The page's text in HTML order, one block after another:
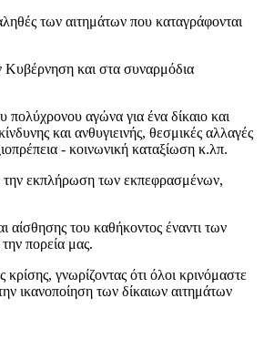
των αιτημάτων που καταγράφονται
Κυβέρνηση και στα συναρμόδια
αγώνα για ένα δίκαιο και
και ανθυγιεινής, θεσμικές αλλαγές
- κοινωνική καταξίωση κ.λπ.
την εκπλήρωση των εκπεφρασμένων,
του καθήκοντος έναντι των
πορεία μας.
γνωρίζοντας ότι όλοι κρινόμαστε
ικανοποίηση των δίκαιων αιτημάτων